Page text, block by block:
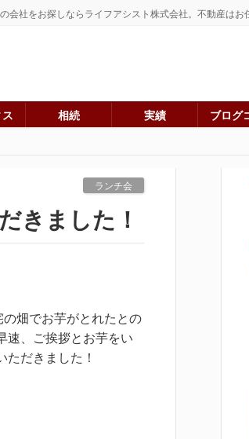
社をお探しならライフアシスト株式会社。不動産はお
相続 実績 ブログ
ランチ会
きました！
畑でお芋がとれたとの
速、ご挨拶とお芋をい
だきました！